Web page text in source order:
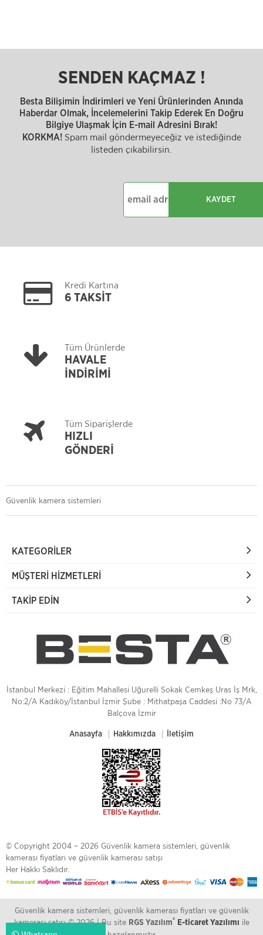
SENDEN KAÇMAZ !
Besta Bilişimin İndirimleri ve Yeni Ürünlerinden Anında
Haberdar Olmak, İncelemelerini Takip Ederek En Doğru
Bilgiye Ulaşmak İçin E-mail Adresini Bırak!
KORKMA! Spam mail göndermeyeceğiz ve istediğinde
listeden çıkabilirsin.
KAYDET
Kredi Kartına
6 TAKSİT
Tüm Ürünlerde
HAVALE
İNDİRİMİ
Tüm Siparişlerde
HIZLI
GÖNDERİ
Güvenlik kamera sistemleri
KATEGORILER
MÜŞTERI HIZMETLERI
TAKIP EDIN
İstanbul Merkezi : Eğitim Mahallesi Uğurelli Sokak Cemkeş Uras İş Mrk,
No:2/A Kadıköy/İstanbul İzmir Şube : Mithatpaşa Caddesi :No 73/A
Balçova İzmir
Anasayfa Hakkımızda İletişim
© Copyright 2004 – 2026 Güvenlik kamera sistemleri, güvenlik
kamerası fiyatları ve güvenlik kamerası satışı
Her Hakkı Saklıdır.
Güvenlik kamera sistemleri, güvenlik kamerası fiyatları ve güvenlik
kamerası satışı © 2026 | Bu site RGS Yazılım® E-ticaret Yazılımı ile